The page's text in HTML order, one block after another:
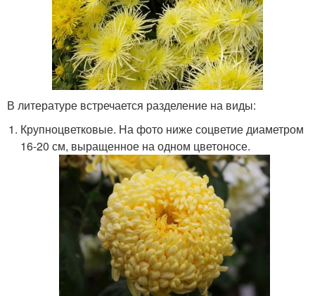
В литературе встречается разделение на виды:
Крупноцветковые. На фото ниже соцветие диаметром
16-20 см, выращенное на одном цветоносе.